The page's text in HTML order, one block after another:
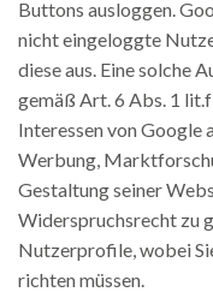
Buttons ausloggen.
nicht eingeloggte
diese aus. Eine solche
gemäß Art. 6 Abs. 1
Interessen von Google
Werbung,
Gestaltung seiner
Widerspruchsrecht zu
Nutzerprofile, wobei
richten müssen.